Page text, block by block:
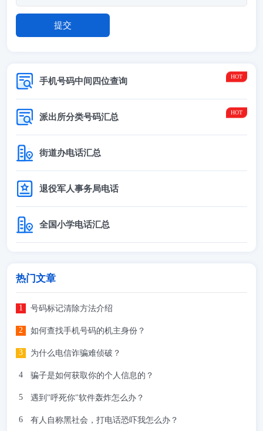
手机号码中间四位查询
派出所分类号码汇总
街道办电话汇总
退役军人事务局电话
全国小学电话汇总
热门文章
号码标记清除方法介绍
如何查找手机号码的机主身份？
为什么电信诈骗难侦破？
骗子是如何获取你的个人信息的？
遇到"呼死你"软件轰炸怎么办？
有人自称黑社会，打电话恐吓我怎么办？